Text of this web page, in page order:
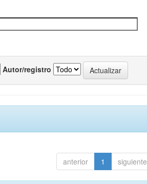
Autor/registro
anterior 1 siguiente